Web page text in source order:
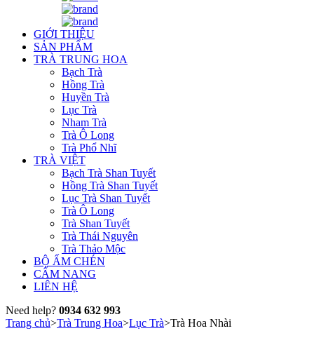
GIỚI THIỆU
SẢN PHẨM
TRÀ TRUNG HOA
Bạch Trà
Hồng Trà
Huyền Trà
Lục Trà
Nham Trà
Trà Ô Long
Trà Phổ Nhĩ
TRÀ VIỆT
Bạch Trà Shan Tuyết
Hồng Trà Shan Tuyết
Lục Trà Shan Tuyết
Trà Ô Long
Trà Shan Tuyết
Trà Thái Nguyên
Trà Thảo Mộc
BỘ ẤM CHÉN
CẨM NANG
LIÊN HỆ
Need help? 0934 632 993
Trang chủ>Trà Trung Hoa>Lục Trà>Trà Hoa Nhài